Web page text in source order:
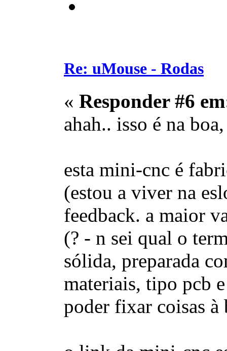
Re: uMouse - Rodas
« Responder #6
ahah.. isso é na
esta mini-cnc é
(estou a viver na
feedback. a maior
(? - n sei qual o
sólida, preparada
materiais, tipo pcb
poder fixar coisas à